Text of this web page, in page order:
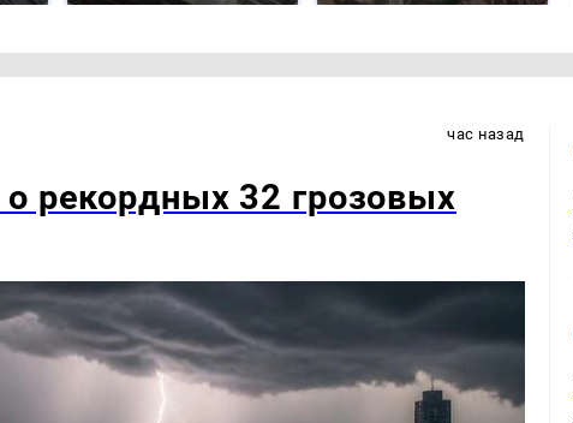
час назад
рекордных 32 грозовых